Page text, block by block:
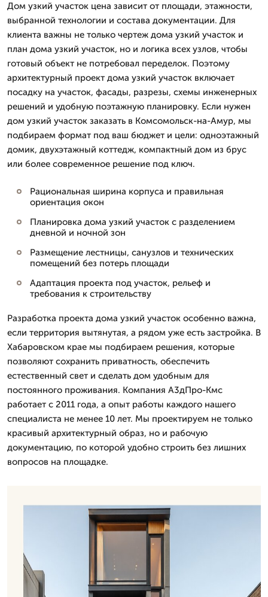
Дом узкий участок цена зависит от площади, этажности,
выбранной технологии и состава документации. Для
клиента важны не только чертеж дома узкий участок и
план дома узкий участок, но и логика всех узлов, чтобы
готовый объект не потребовал переделок. Поэтому
архитектурный проект дома узкий участок включает
посадку на участок, фасады, разрезы, схемы инженерных
решений и удобную поэтажную планировку. Если нужен
дом узкий участок заказать в Комсомольск-на-Амур, мы
подбираем формат под ваш бюджет и цели: одноэтажный
домик, двухэтажный коттедж, компактный дом из брус
или более современное решение под ключ.
Рациональная ширина корпуса и правильная
ориентация окон
Планировка дома узкий участок с разделением
дневной и ночной зон
Размещение лестницы, санузлов и технических
помещений без потерь площади
Адаптация проекта под участок, рельеф и
требования к строительству
Разработка проекта дома узкий участок особенно важна,
если территория вытянутая, а рядом уже есть застройка. В
Хабаровском крае мы подбираем решения, которые
позволяют сохранить приватность, обеспечить
естественный свет и сделать дом удобным для
постоянного проживания. Компания А3дПро-Кмс
работает с 2011 года, а опыт работы каждого нашего
специалиста не менее 10 лет. Мы проектируем не только
красивый архитектурный образ, но и рабочую
документацию, по которой удобно строить без лишних
вопросов на площадке.